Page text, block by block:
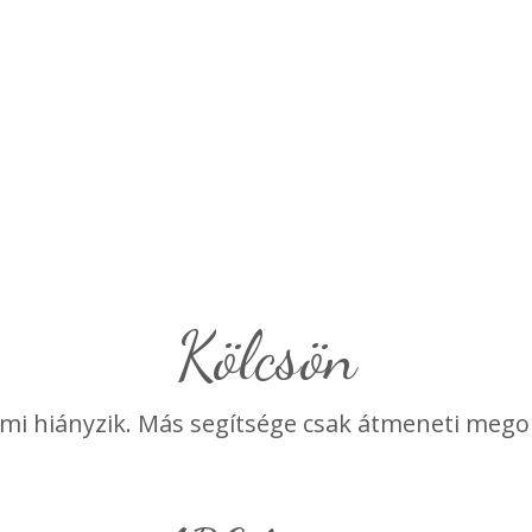
Kölcsön
hiányzik. Más segítsége csak átmeneti